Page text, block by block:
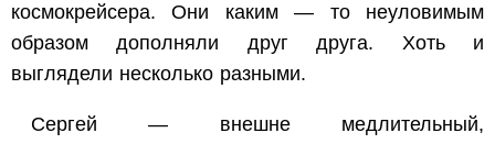
космокрейсера. Они каким — то неуловимым
образом дополняли друг друга. Хоть и
выглядели несколько разными.
Сергей — внешне медлительный,